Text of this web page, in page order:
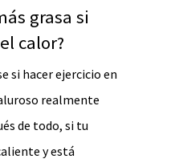
grasa si
calor?
si hacer ejercicio en
realmente
de todo, si tu
y está